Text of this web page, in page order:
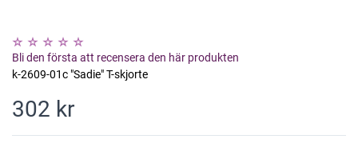
Bli den första att recensera den här produkten
k-2609-01c "Sadie" T-skjorte
302 kr